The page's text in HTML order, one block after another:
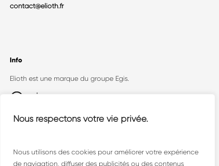
Nous respectons votre vie privée.
Nous utilisons des cookies pour améliorer votre expérience
de navigation, diffuser des publicités ou des contenus
contact@elioth.fr
Info
Elioth est une marque du groupe Egis.
Egis Concept (Elioth + Openergy) est un
collectif où dialoguent toutes les facettes de la